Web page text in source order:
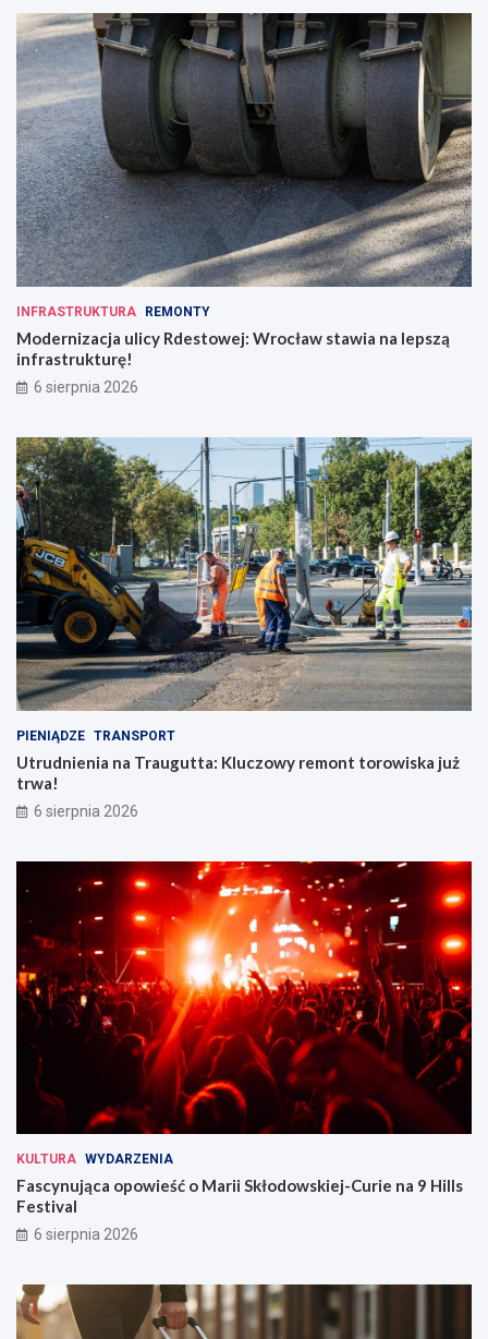
INFRASTRUKTURA REMONTY
Modernizacja ulicy Rdestowej: Wrocław stawia na lepszą
infrastrukturę!
6 sierpnia 2026
PIENIĄDZE TRANSPORT
Utrudnienia na Traugutta: Kluczowy remont torowiska już
trwa!
6 sierpnia 2026
KULTURA WYDARZENIA
Fascynująca opowieść o Marii Skłodowskiej-Curie na 9 Hills
Festival
6 sierpnia 2026